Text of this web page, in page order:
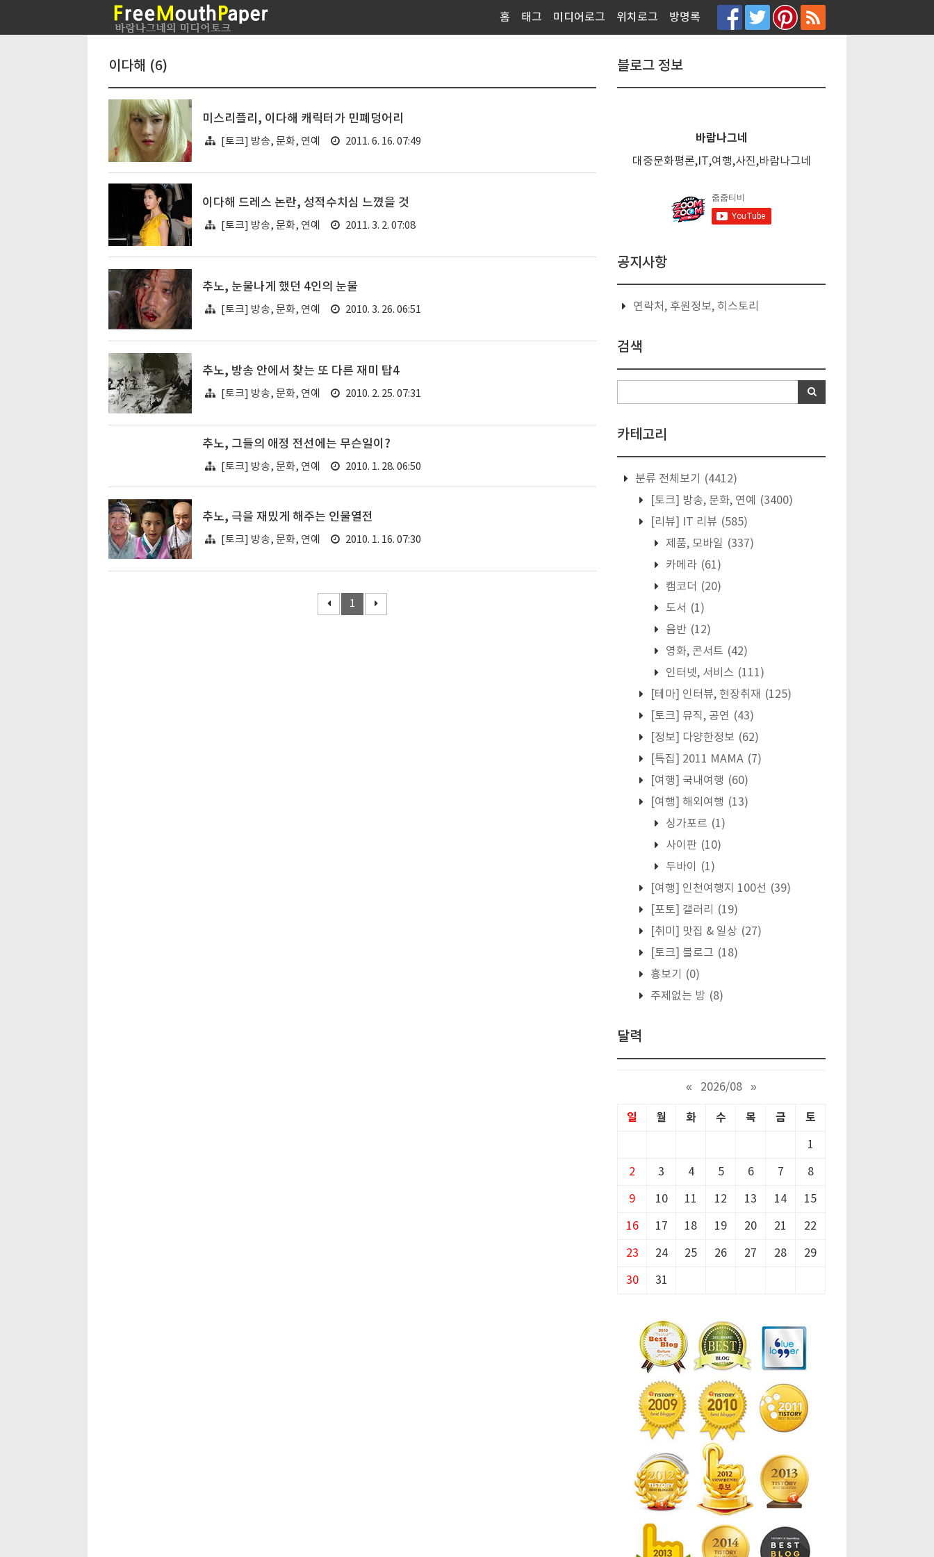
홈 태그 미디어로그 위치로그 방명록
이다해 (6)
미스리플리, 이다해 캐릭터가 민폐덩어리
[토크] 방송, 문화, 연예 2011. 6. 16. 07:49
이다해 드레스 논란, 성적수치심 느꼈을 것
[토크] 방송, 문화, 연예 2011. 3. 2. 07:08
추노, 눈물나게 했던 4인의 눈물
[토크] 방송, 문화, 연예 2010. 3. 26. 06:51
추노, 방송 안에서 찾는 또 다른 재미 탑4
[토크] 방송, 문화, 연예 2010. 2. 25. 07:31
추노, 그들의 애정 전선에는 무슨일이?
[토크] 방송, 문화, 연예 2010. 1. 28. 06:50
추노, 극을 재밌게 해주는 인물열전
[토크] 방송, 문화, 연예 2010. 1. 16. 07:30
1
블로그 정보
바람나그네
대중문화평론,IT,여행,사진,바람나그네
공지사항
연락처, 후원정보, 히스토리
검색
카테고리
분류 전체보기
(4412)
[토크] 방송, 문화, 연예
(3400)
[리뷰] IT 리뷰 (585)
제품, 모바일 (337)
카메라 (61)
캠코더 (20)
도서 (1)
음반 (12)
영화, 콘서트 (42)
인터넷, 서비스 (111)
[테마] 인터뷰, 현장취재 (125)
[토크] 뮤직, 공연 (43)
[정보] 다양한정보 (62)
[특집] 2011 MAMA (7)
[여행] 국내여행 (60)
[여행] 해외여행 (13)
싱가포르 (1)
사이판 (10)
두바이
(1)
[여행] 인천여행지 100선 (39)
[포토] 갤러리
(19)
[취미] 맛집 & 일상 (27)
[토크] 블로그 (18)
흉보기
(0)
주제없는 방 (8)
달력
« 2026/08 »
일 월 화 수 목 금 토
1
2 3 4 5 6 7 8
9 10 11 12 13 14 15
16 17 18 19 20 21 22
23 24 25 26 27 28 29
30 31